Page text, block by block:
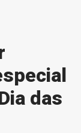
das